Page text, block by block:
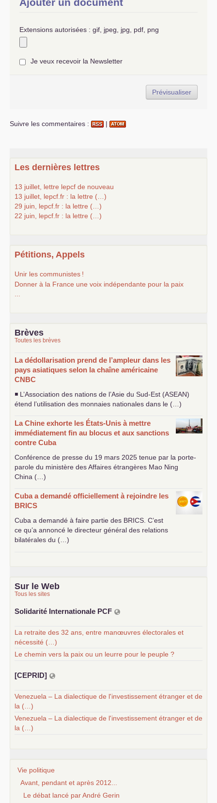
Ajouter un document
Extensions autorisées : gif, jpeg, jpg, pdf, png
Je veux recevoir la Newsletter
Suivre les commentaires : |
Les dernières lettres
13 juillet, lettre lepcf de nouveau
13 juillet, lepcf.fr : la lettre (…)
29 juin, lepcf.fr : la lettre (…)
22 juin, lepcf.fr : la lettre (…)
Pétitions, Appels
Unir les communistes !
Donner à la France une voix indépendante pour la paix
Brèves
Toutes les brèves
La dédollarisation prend de l’ampleur dans les
pays asiatiques selon la chaîne américaine
CNBC
◾ L’Association des nations de l’Asie du Sud-Est (ASEAN)
étend l’utilisation des monnaies nationales dans le (…)
La Chine exhorte les États-Unis à mettre
immédiatement fin au blocus et aux sanctions
contre Cuba
Conférence de presse du 19 mars 2025 tenue par la porte-
parole du ministère des Affaires étrangères Mao Ning
China (…)
Cuba a demandé officiellement à rejoindre les
BRICS
Cuba a demandé à faire partie des BRICS . C’est
ce qu’a annoncé le directeur général des relations
bilatérales du (…)
Sur le Web
Tous les sites
Solidarité Internationale PCF
La retraite des 32 ans, entre manœuvres électorales et
nécessité (…)
Le chemin vers la paix ou un leurre pour le peuple ?
[CEPRID]
Venezuela – La dialectique de l'investissement étranger et de
la (…)
Venezuela – La dialectique de l'investissement étranger et de
la (…)
Vie politique
Avant, pendant et après 2012...
Le débat lancé par André Gerin